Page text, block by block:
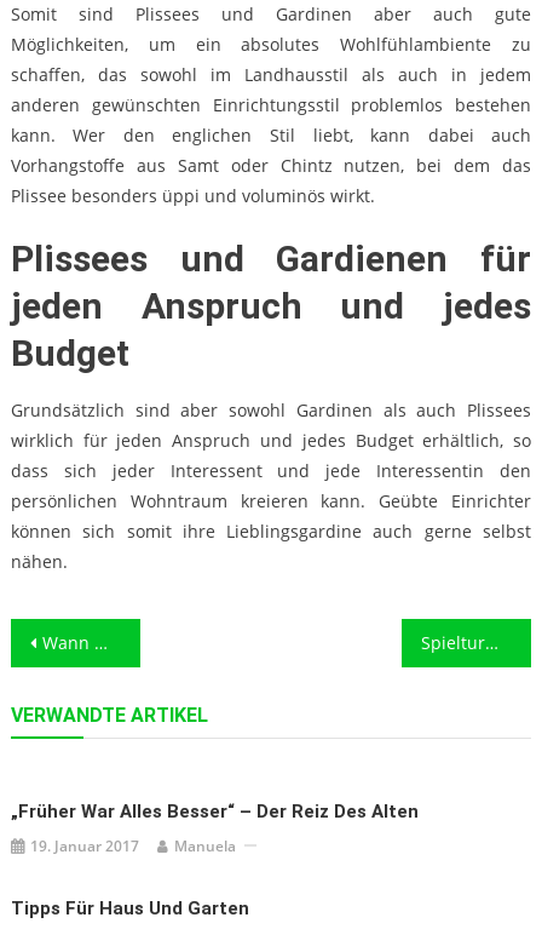
Somit sind Plissees und Gardinen aber auch gute
Möglichkeiten, um ein absolutes Wohlfühlambiente zu
schaffen, das sowohl im Landhausstil als auch in jedem
anderen gewünschten Einrichtungsstil problemlos bestehen
kann. Wer den englichen Stil liebt, kann dabei auch
Vorhangstoffe aus Samt oder Chintz nutzen, bei dem das
Plissee besonders üppi und voluminös wirkt.
Plissees und Gardienen für
jeden Anspruch und jedes
Budget
Grundsätzlich sind aber sowohl Gardinen als auch Plissees
wirklich für jeden Anspruch und jedes Budget erhältlich, so
dass sich jeder Interessent und jede Interessentin den
persönlichen Wohntraum kreieren kann. Geübte Einrichter
können sich somit ihre Lieblingsgardine auch gerne selbst
nähen.
Beitragsnavigation
Wann muss ein Dach saniert werden? Spielturm im Garten
VERWANDTE ARTIKEL
„Früher War Alles Besser“ – Der Reiz Des Alten
19. Januar 2017 Manuela
Tipps Für Haus Und Garten